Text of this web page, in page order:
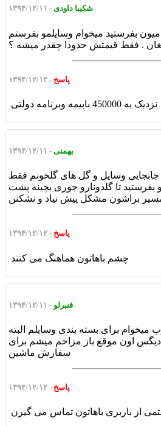
شکیبا داودی - ۱۳۹۴/۱۲/۱۱
بفرستید میخوام وسایلمو بفرستم
. فقط قیمتش حدودا چقدر میشه ؟
پاسخ - ۱۳۹۴/۱۲/۱۲
نزدیک به 450000 بابیمه وبرنامه دولتی
بهمنی - ۱۳۹۴/۱۲/۱۱
جابجایی وسایل و گل های گلخونم فقط
بفرستید تا گلدونارو جوری بچینه پشت
پاسخ - ۱۳۹۴/۱۲/۱۲
چشم باهاتون هماهنگ می کنند
قنبرلو - ۱۳۹۴/۱۲/۱۱
میخوام برای بسته بندی وسایلم البته
اون موقع باز مزاحم میشم برای
سفارش ماشین
پاسخ - ۱۳۹۴/۱۲/۱۲
از باربری باهاتون تماس می گیرن